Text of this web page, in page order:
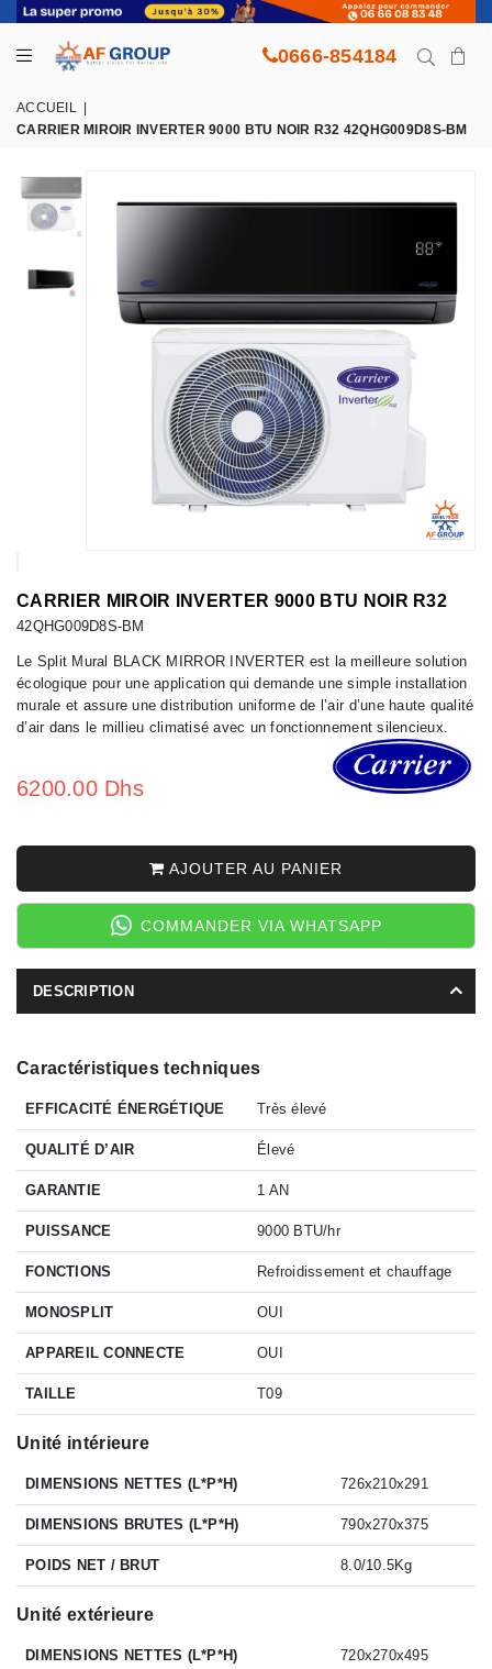
0666-854184
ACCUEIL
CARRIER MIROIR INVERTER 9000 BTU NOIR R32 42QHG009D8S-BM
CARRIER MIROIR INVERTER 9000 BTU NOIR R32
42QHG009D8S-BM
Le Split Mural BLACK MIRROR INVERTER est la meilleure solution
écologique pour une application qui demande une simple installation
murale et assure une distribution uniforme de l’air d’une haute qualité
d’air dans le millieu climatisé avec un fonctionnement silencieux.
6200.00 Dhs
AJOUTER AU PANIER
COMMANDER VIA WHATSAPP
DESCRIPTION
Caractéristiques techniques
EFFICACITÉ ÉNERGÉTIQUE Très élevé
QUALITÉ D’AIR Élevé
GARANTIE 1 AN
PUISSANCE 9000 BTU/hr
FONCTIONS Refroidissement et chauffage
MONOSPLIT OUI
APPAREIL CONNECTE OUI
TAILLE T09
Unité intérieure
DIMENSIONS NETTES (L*P*H) 726x210x291
DIMENSIONS BRUTES (L*P*H) 790x270x375
POIDS NET / BRUT 8.0/10.5Kg
Unité extérieure
DIMENSIONS NETTES (L*P*H) 720x270x495